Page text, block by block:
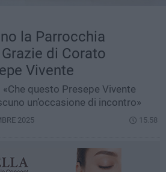
la Parrocchia
di Corato
Vivente
questo Presepe Vivente
un’occasione di incontro»
2025
15.58